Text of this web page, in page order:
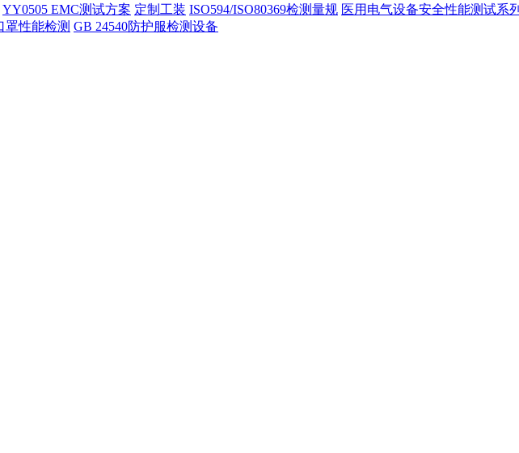
YY0505 EMC测试方案 定制工装 ISO594/ISO80369检测量规 医用电气设备安全性能测试系列
罩性能检测 GB 24540防护服检测设备